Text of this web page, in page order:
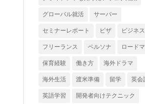
グローバル就活 サーバー
セミナーレポート ビザ ビジネス
フリーランス ペルソナ ロード
保育経験 働き方 海外ドラマ
海外生活 渡米準備 留学 英会
英語学習 開発者向けテクニック